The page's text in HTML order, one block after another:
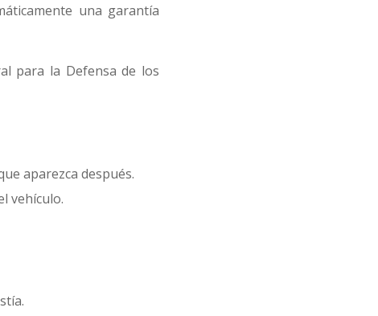
una garantía
para la Defensa de los
aparezca después.
vehículo.